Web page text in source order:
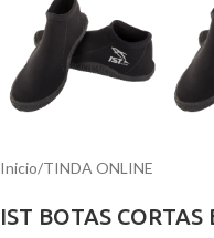
Inicio/TINDA ONLINE
IST BOTAS